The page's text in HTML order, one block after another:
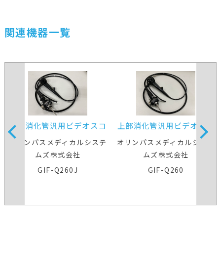
関連機器一覧
上部消化管汎用ビデオスコ
ープ
オリンパスメディカルシステ
ムズ株式会社
GIF-Q260J
上部消化管汎用ビデオスコ
ープ
オリンパスメディカルシステ
ムズ株式会社
GIF-Q260